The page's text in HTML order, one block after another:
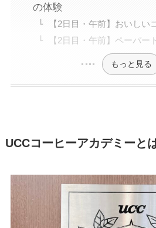
の体験
【2日目・午前】おいしい
【2日目・午前】ペーパー
もっと見る
UCCコーヒーアカデミーと